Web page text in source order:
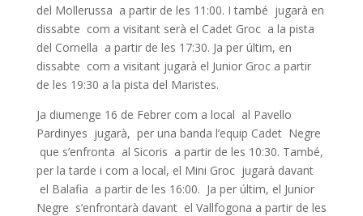
del Mollerussa a partir de les 11:00. I també jugarà en
dissabte com a visitant serà el Cadet Groc a la pista
del Cornella a partir de les 17:30. Ja per últim, en
dissabte com a visitant jugarà el Junior Groc a partir
de les 19:30 a la pista del Maristes.
Ja diumenge 16 de Febrer com a local al Pavello
Pardinyes jugarà, per una banda l’equip Cadet Negre
que s’enfronta al Sicoris a partir de les 10:30. També,
per la tarde i com a local, el Mini Groc jugarà davant
el Balafia a partir de les 16:00. Ja per últim, el Junior
Negre s’enfrontarà davant el Vallfogona a partir de les